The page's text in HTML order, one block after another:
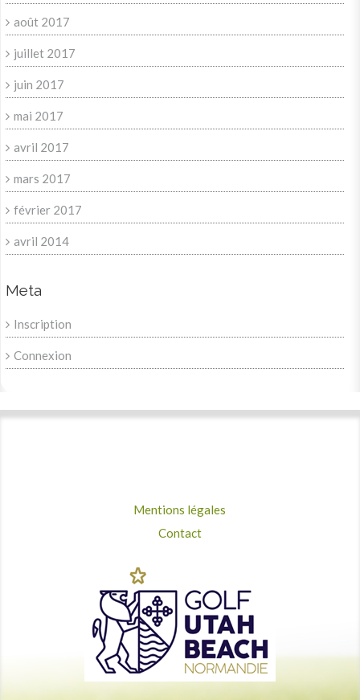
août 2017
juillet 2017
juin 2017
mai 2017
avril 2017
mars 2017
février 2017
avril 2014
Meta
Inscription
Connexion
Mentions légales
Contact